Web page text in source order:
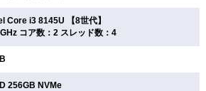
Core i3 8145U 【8世代】
コア数：2 スレッド数：4
256GB NVMe